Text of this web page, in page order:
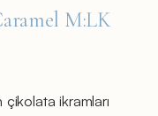
M:LK
ikramları